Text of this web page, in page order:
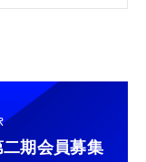
二期会員募集